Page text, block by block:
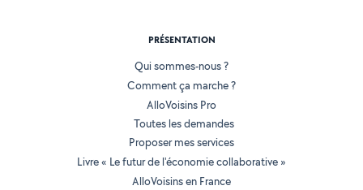
PRÉSENTATION
Qui sommes-nous ?
Comment ça marche ?
AlloVoisins Pro
Toutes les demandes
Proposer mes services
Livre « Le futur de l'économie collaborative »
AlloVoisins en France